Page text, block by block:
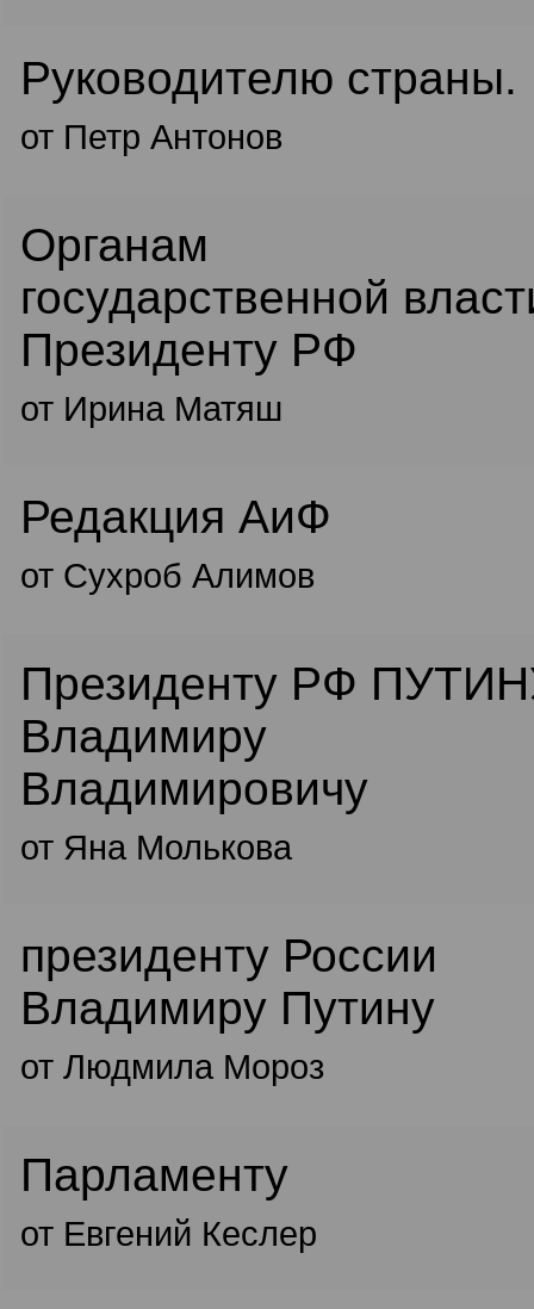
Руководителю страны.
от Петр Антонов
Органам
государственной
Президенту РФ
от Ирина Матяш
Редакция АиФ
от Сухроб Алимов
Президенту РФ
Владимиру
Владимировичу
от Яна Молькова
президенту России
Владимиру Путину
от Людмила Мороз
Парламенту
от Евгений Кеслер